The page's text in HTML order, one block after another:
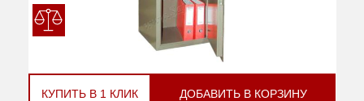
КУПИТЬ В 1 КЛИК ДОБАВИТЬ В КОРЗИНУ